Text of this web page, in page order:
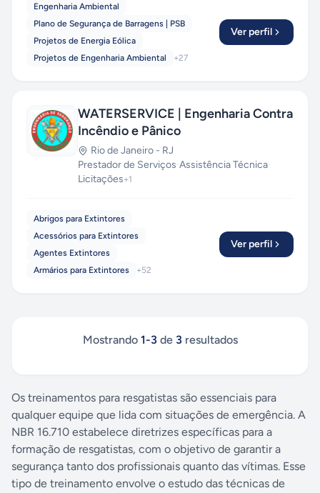
Engenharia Ambiental
Plano de Segurança de Barragens | PSB
Projetos de Energia Eólica
Projetos de Engenharia Ambiental
+27
Ver perfil
WATERSERVICE | Engenharia Contra
Incêndio e Pânico
Rio de Janeiro - RJ
Prestador de Serviços·Assistência Técnica·
Licitações+1
Abrigos para Extintores
Acessórios para Extintores
Agentes Extintores
Armários para Extintores
+52
Ver perfil
Mostrando 1-3 de 3 resultados
Os treinamentos para resgatistas são essenciais para
qualquer equipe que lida com situações de emergência. A
NBR 16.710 estabelece diretrizes específicas para a
formação de resgatistas, com o objetivo de garantir a
segurança tanto dos profissionais quanto das vítimas. Esse
tipo de treinamento envolve o estudo das técnicas de